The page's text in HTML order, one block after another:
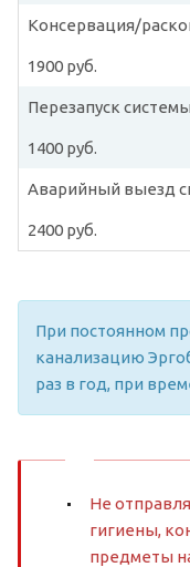
Консервация/
1900 руб.
Перезапуск
1400 руб.
Аварийный выезд
2400 руб.
При постоянном
канализацию
раз в год, при
Не
гигиены,
предметы